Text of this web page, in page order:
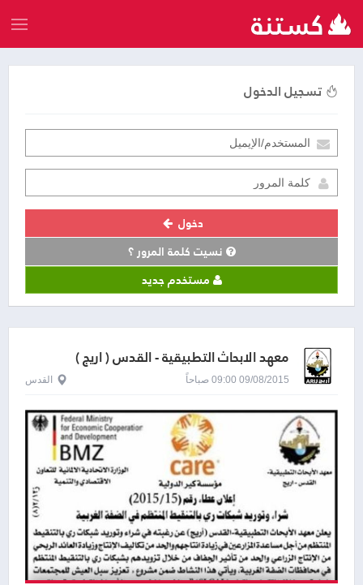
تسجيل الدخول
دخول
نسيت كلمة المرور ؟
مستخدم جديد
معهد الابحاث التطبيقية - القدس ( اريج )
09/08/2015 09:00 صباحاً القدس